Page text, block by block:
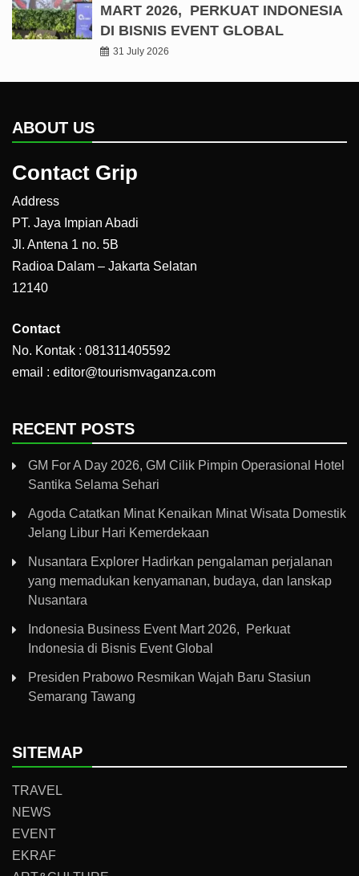
MART 2026, PERKUAT INDONESIA
DI BISNIS EVENT GLOBAL
31 July 2026
ABOUT US
Contact Grip
Address
PT. Jaya Impian Abadi
Jl. Antena 1 no. 5B
Radioa Dalam – Jakarta Selatan
12140
Contact
No. Kontak : 081311405592
email : editor@tourismvaganza.com
RECENT POSTS
GM For A Day 2026, GM Cilik Pimpin Operasional Hotel
Santika Selama Sehari
Agoda Catatkan Minat Kenaikan Minat Wisata Domestik
Jelang Libur Hari Kemerdekaan
Nusantara Explorer Hadirkan pengalaman perjalanan
yang memadukan kenyamanan, budaya, dan lanskap
Nusantara
Indonesia Business Event Mart 2026, Perkuat
Indonesia di Bisnis Event Global
Presiden Prabowo Resmikan Wajah Baru Stasiun
Semarang Tawang
SITEMAP
TRAVEL
NEWS
EVENT
EKRAF